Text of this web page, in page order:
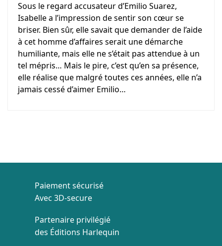
Sous le regard accusateur d’Emilio Suarez,
Isabelle a l’impression de sentir son cœur se
briser. Bien sûr, elle savait que demander de l’aide
à cet homme d’affaires serait une démarche
humiliante, mais elle ne s’était pas attendue à un
tel mépris… Mais le pire, c’est qu’en sa présence,
elle réalise que malgré toutes ces années, elle n’a
jamais cessé d’aimer Emilio…
Paiement sécurisé
Avec 3D-secure
Partenaire privilégié
des Éditions Harlequin